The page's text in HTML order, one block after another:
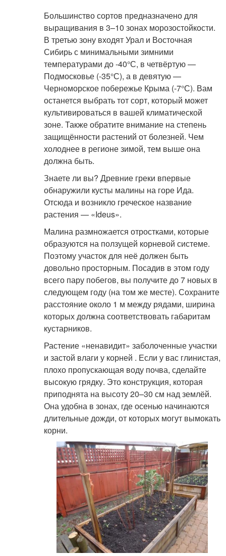
Большинство сортов предназначено для
выращивания в 3–10 зонах морозостойкости.
В третью зону входят Урал и Восточная
Сибирь с минимальными зимними
температурами до -40°С, в четвёртую —
Подмосковье (-35°С), а в девятую —
Черноморское побережье Крыма (-7°С). Вам
останется выбрать тот сорт, который может
культивироваться в вашей климатической
зоне. Также обратите внимание на степень
защищённости растений от болезней. Чем
холоднее в регионе зимой, тем выше она
должна быть.
Знаете ли вы? Древние греки впервые
обнаружили кусты малины на горе Ида.
Отсюда и возникло греческое название
растения — «Ideus».
Малина размножается отростками, которые
образуются на ползущей корневой системе.
Поэтому участок для неё должен быть
довольно просторным. Посадив в этом году
всего пару побегов, вы получите до 7 новых в
следующем году (на том же месте). Сохраните
расстояние около 1 м между рядами, ширина
которых должна соответствовать габаритам
кустарников.
Растение «ненавидит» заболоченные участки
и застой влаги у корней . Если у вас глинистая,
плохо пропускающая воду почва, сделайте
высокую грядку. Это конструкция, которая
приподнята на высоту 20–30 см над землёй.
Она удобна в зонах, где осенью начинаются
длительные дожди, от которых могут вымокать
корни.